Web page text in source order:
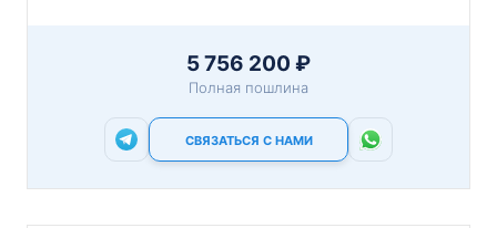
5 756 200 ₽
Полная пошлина
СВЯЗАТЬСЯ С НАМИ